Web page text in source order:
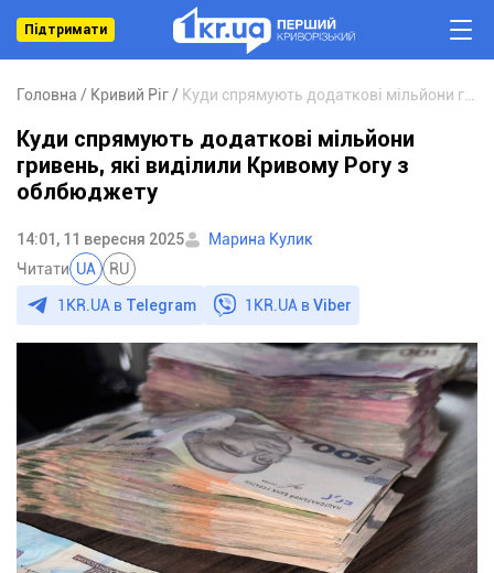
Підтримати
Головна Кривий Ріг
Куди спрямують додаткові мільйони
гривень, які виділили Кривому Рогу з
облбюджету
14:01, 11 вересня 2025
Марина Кулик
Читати UA RU
1KR.UA в Telegram 1KR.UA вViber